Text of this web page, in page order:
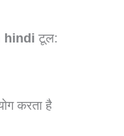
hindi टूल:
करता है